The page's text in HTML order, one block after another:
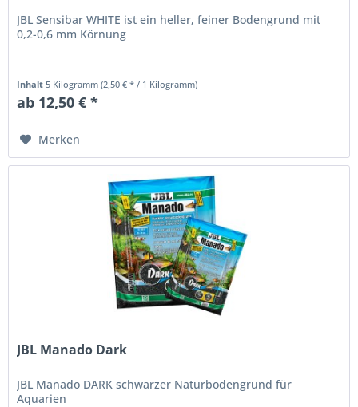
JBL Sensibar WHITE ist ein heller, feiner Bodengrund mit
0,2-0,6 mm Körnung
Inhalt 5 Kilogramm(2,50 € * / 1 Kilogramm)
ab 12,50 € *
Merken
JBL Manado Dark
JBL Manado DARK schwarzer Naturbodengrund für
Aquarien